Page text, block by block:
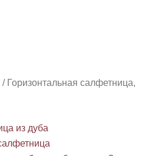
Горизонтальная салфетница,